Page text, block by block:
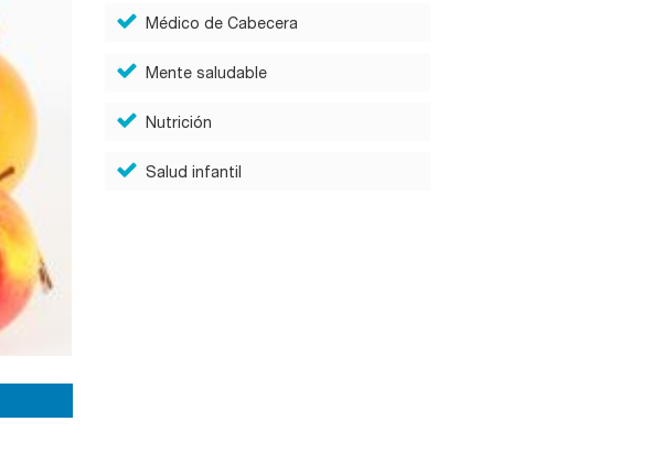
Médico de Cabecera
Mente saludable
Nutrición
Salud infantil